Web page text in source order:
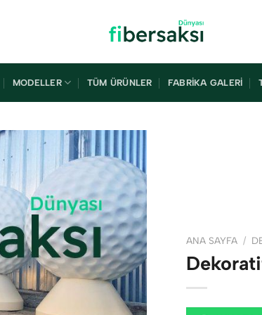
MODELLER TÜM ÜRÜNLER FABRIKA GALERI
ANA SAYFA /